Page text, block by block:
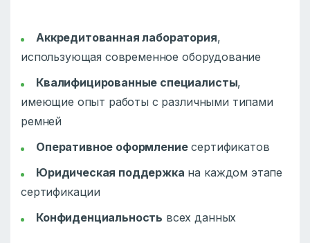
Аккредитованная лаборатория,
использующая современное оборудование
Квалифицированные специалисты,
имеющие опыт работы с различными типами
ремней
Оперативное оформлениесертификатов
Юридическая поддержка на каждом этапе
сертификации
Конфиденциальность всех данных